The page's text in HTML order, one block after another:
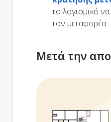
το λογισμικό
τον μεταφορέα
Μετά την